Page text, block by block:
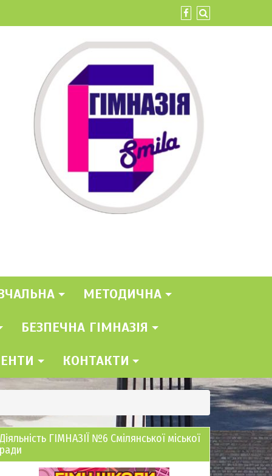
МЕТОДИЧНА
БЕЗПЕЧНА ГІМНАЗІЯ
КОНТАКТИ
Діяльність ГІМНАЗІЇ №6 Смілянської міської
ради